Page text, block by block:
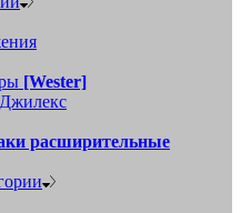
[Wester]
расширительные